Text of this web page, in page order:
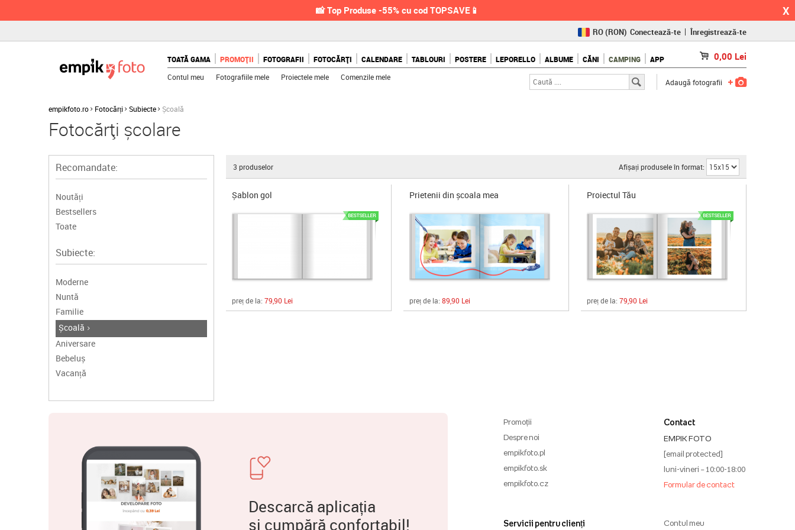
📸 Top Produse -55% cu cod TOPSAVE📱 X
(KČ)
SK(€)
RO(RON) Conectează-te Înregistrează-te
TOATĂ GAMA PROMOȚII FOTOGRAFII FOTOCĂRȚI CALENDARE TABLOURI POSTERE LEPORELLO ALBUME CĂNI CAMPING APP 0,00 Lei
Contul meu Fotografiile mele Proiectele mele Comenzile mele
Adaugă fotografii
empikfoto.ro Fotocărți Subiecte Școală
Fotocărți școlare
Recomandate:
Noutăți
Bestsellers
Toate
Subiecte:
Moderne
Nuntă
Familie
Școală
Aniversare
Bebeluș
Vacanță
3 produselor Afișați produsele în format:
Șablon gol
preț de la: 79,90 Lei
Prietenii din școala mea
preț de la: 89,90 Lei
Proiectul Tău
preț de la: 79,90 Lei
Descarcă aplicația
și cumpără confortabil!
Promoții
Despre noi
empikfoto.pl
empikfoto.sk
empikfoto.cz
Servicii pentru clienți
Contact
EMPIK FOTO
[email protected]
luni-vineri – 10:00-18:00
Formular de contact
Contul meu